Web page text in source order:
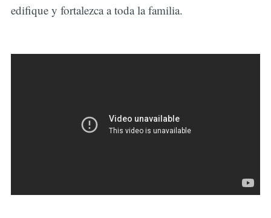
edifique y fortalezca a toda la familia.